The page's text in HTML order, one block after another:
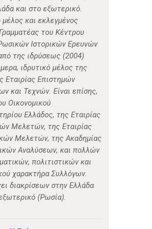
και στο εξωτερικό.
μέλος και εκλεγμένος
του Κέντρου
Ιστορικών Ερευνών
της ιδρύσεως (2004)
ιδρυτικό μέλος της
Εταιρίας Επιστημών
και Τεχνών. Είναι επίσης,
Οικονομικού
Ελλάδος, της Εταιρίας
Μελετών, της Εταιρίας
Μελετών, της Ακαδημίας
Αναλύσεων, και πολλών
πολιτιστικών και
χαρακτήρα Συλλόγων.
διακρίσεων στην Ελλάδα
(Ρωσία).